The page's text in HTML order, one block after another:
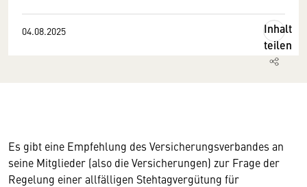
04.08.2025
Inhalt
teilen
Es gibt eine Empfehlung des Versicherungsverbandes an
seine Mitglieder (also die Versicherungen) zur Frage der
Regelung einer allfälligen Stehtagvergütung für